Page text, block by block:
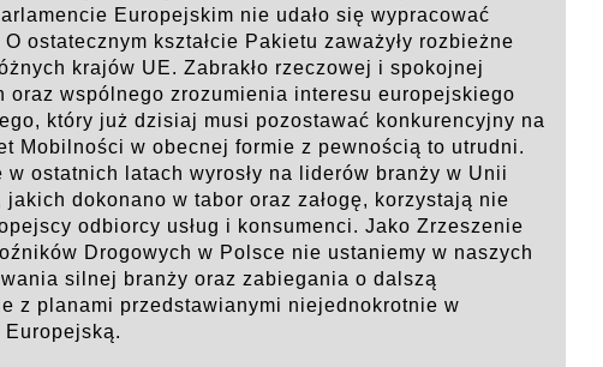
Europejskim nie udało się wypracować
ostatecznym kształcie Pakietu zaważyły rozbieżne
krajów UE. Zabrakło rzeczowej i spokojnej
oraz wspólnego zrozumienia interesu europejskiego
który już dzisiaj musi pozostawać konkurencyjny na
Mobilności w obecnej formie z pewnością to utrudni.
ostatnich latach wyrosły na liderów branży w Unii
dokonano w tabor oraz załogę, korzystają nie
odbiorcy usług i konsumenci. Jako Zrzeszenie
Drogowych w Polsce nie ustaniemy w naszych
silnej branży oraz zabiegania o dalszą
z planami przedstawianymi niejednokrotnie w
Europejską.